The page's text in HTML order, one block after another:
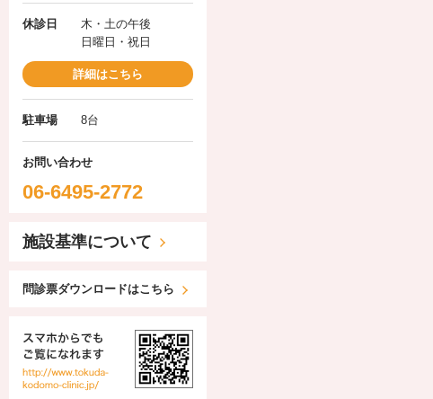
休診日
木・土の午後
日曜日・祝日
詳細はこちら
駐車場 8台
お問い合わせ
06-6495-2772
施設基準について
問診票ダウンロードはこちら